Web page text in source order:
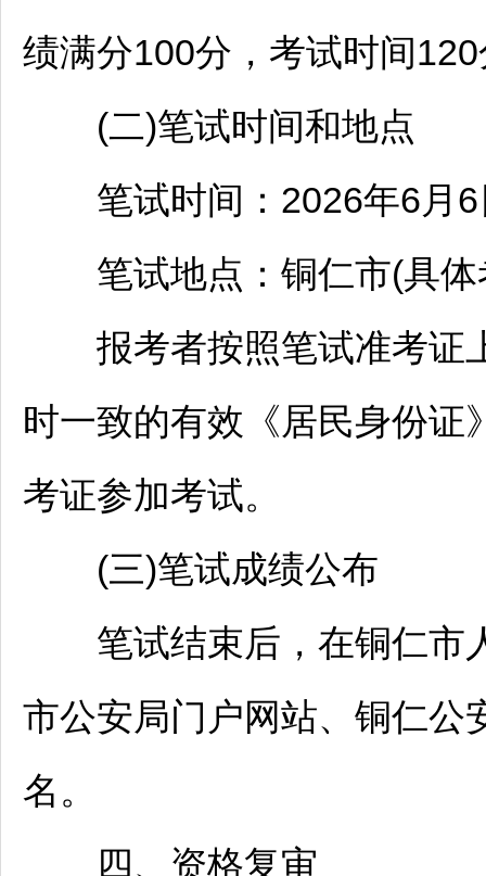
绩满分100分，考试时间
(二)笔试时间和地点
笔试时间：2026年6月6
笔试地点： 铜仁市(具
报考者按照笔试准考证
时一致的有效《居民身份证
考证参加考试。
(三)笔试成绩公布
笔试结束后，在铜仁市
市公安局门户网站、 铜仁公
名。
四、资格复审